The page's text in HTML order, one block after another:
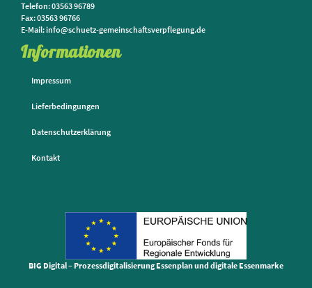
Telefon: 03563 96789
Fax: 03563 96766
E-Mail: info@schuetz-gemeinschaftsverpflegung.de
Informationen
Impressum
Lieferbedingungen
Datenschutzerklärung
Kontakt
BIG Digital – Prozessdigitalisierung Essenplan und digitale Essenmarke